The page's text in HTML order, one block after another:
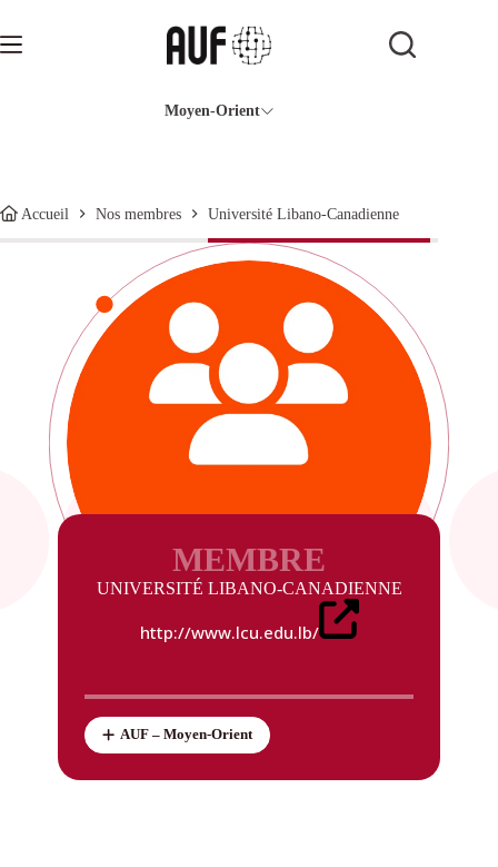
contenu
Moyen-Orient
Accueil Nos membres Université Libano-Canadienne
MEMBRE
UNIVERSITÉ LIBANO-CANADIENNE
http://www.lcu.edu.lb/
AUF – Moyen-Orient